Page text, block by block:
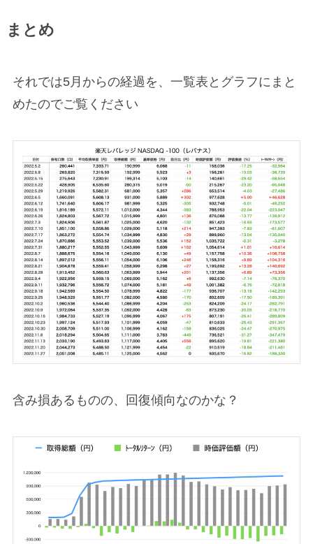
まとめ
それでは5月からの経過を、一覧表とグラフにまと
めたのでご覧ください
含み損あるものの、回復傾向なのかな？